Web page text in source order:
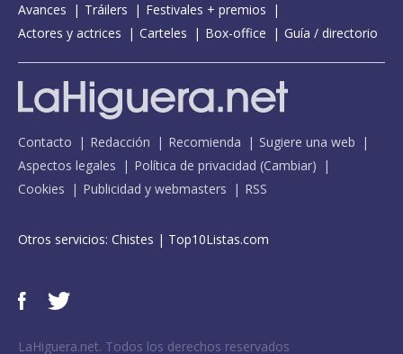
Avances
Tráilers
Festivales + premios
Actores y actrices
Carteles Box-office Guía / directorio
Contacto Redacción Recomienda
Sugiere una web
Aspectos legales
Política de privacidad (Cambiar)
Cookies
Publicidad y webmasters RSS
Otros servicios: Chistes | Top10Listas.com
LaHiguera.net. Todos los derechos reservados